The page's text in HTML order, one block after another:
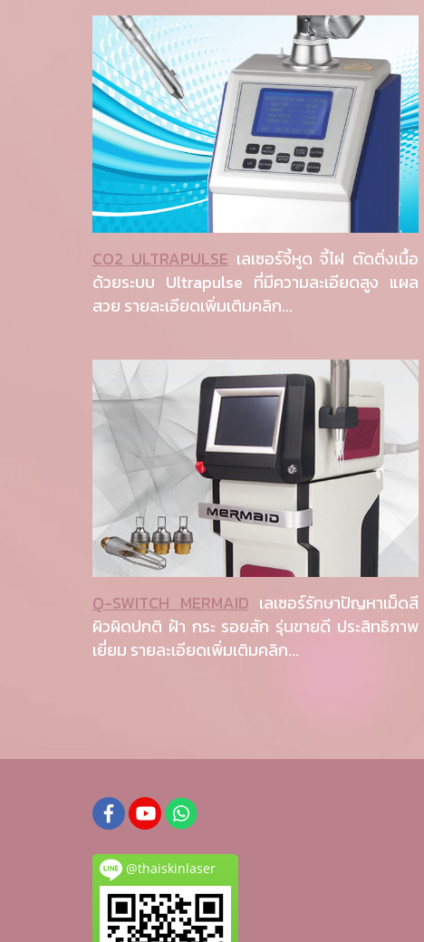
CO2 ULTRAPULSE เลเซอร์จี้หูด จี้ไฝ ตัดติ่งเนื้อ
ด้วยระบบ Ultrapulse ที่มีความละเอียดสูง แผล
สวย รายละเอียดเพิ่มเติมคลิก...
Q-SWITCH MERMAID เลเซอร์รักษาปัญหาเม็ดสี
ผิวผิดปกติ ฝ้า กระ รอยสัก รุ่นขายดี ประสิทธิภาพ
เยี่ยม รายละเอียดเพิ่มเติมคลิก...
@thaiskinlaser